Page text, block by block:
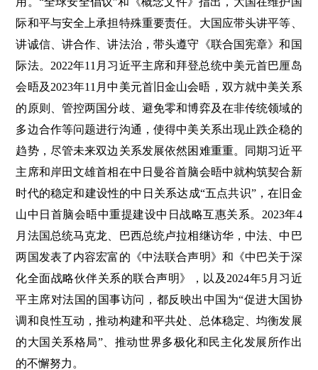
际和平与安全上承担特殊重要责任。大国应带头讲平等、
讲诚信、讲合作、讲法治，带头遵守《联合国宪章》和国
际法。2022年11月习近平主席和拜登总统中美元首巴厘岛
会晤及2023年11月中美元首旧金山会晤，双方就中美关系
的原则、管控两国分歧、避免零和博弈及在非传统领域的
多边合作等问题进行沟通，使得中美关系出现止跌企稳的
趋势，尽管未来双边关系发展依然困难重重。同期习近平
主席和岸田文雄首相在中日曼谷首脑会晤中就构筑契合新
时代的稳定和建设性的中日关系达成“五点共识”，在旧金
山中日首脑会晤中重提建设中日战略互惠关系。2023年4
月法国总统马克龙、巴西总统卢拉相继访华，中法、中巴
两国发表了内容宏富的《中法联合声明》和《中巴关于深
化全面战略伙伴关系的联合声明》，以及2024年5月习近
平主席对法国的国事访问，都反映出中国为“促进大国协
调和良性互动，推动构建和平共处、总体稳定、均衡发展
的大国关系格局”、推动世界多极化和民主化发展所作出
的不懈努力。